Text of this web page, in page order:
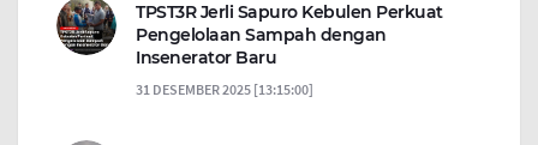
TPST3R Jerli Sapuro Kebulen Perkuat
Pengelolaan Sampah dengan
Insenerator Baru
31 DESEMBER 2025 [13:15:00]